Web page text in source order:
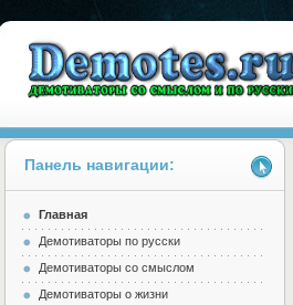
Demotes.ru
Панель навигации:
Главная
Демотиваторы по русски
Демотиваторы со смыслом
Демотиваторы о жизни